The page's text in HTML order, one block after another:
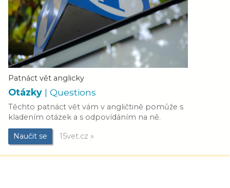
Patnáct vět anglicky
Otázky | Questions
Těchto patnáct vět vám v angličtině pomůže s
kladením otázek a s odpovídáním na ně.
Naučit se 15vet.cz »